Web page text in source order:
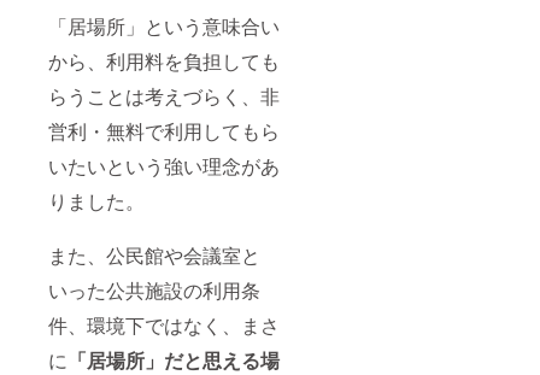
「居場所」という意味合い
から、利用料を負担しても
らうことは考えづらく、非
営利・無料で利用してもら
いたいという強い理念があ
りました。
また、公民館や会議室と
いった公共施設の利用条
件、環境下ではなく、まさ
に 「居場所」だと思える場